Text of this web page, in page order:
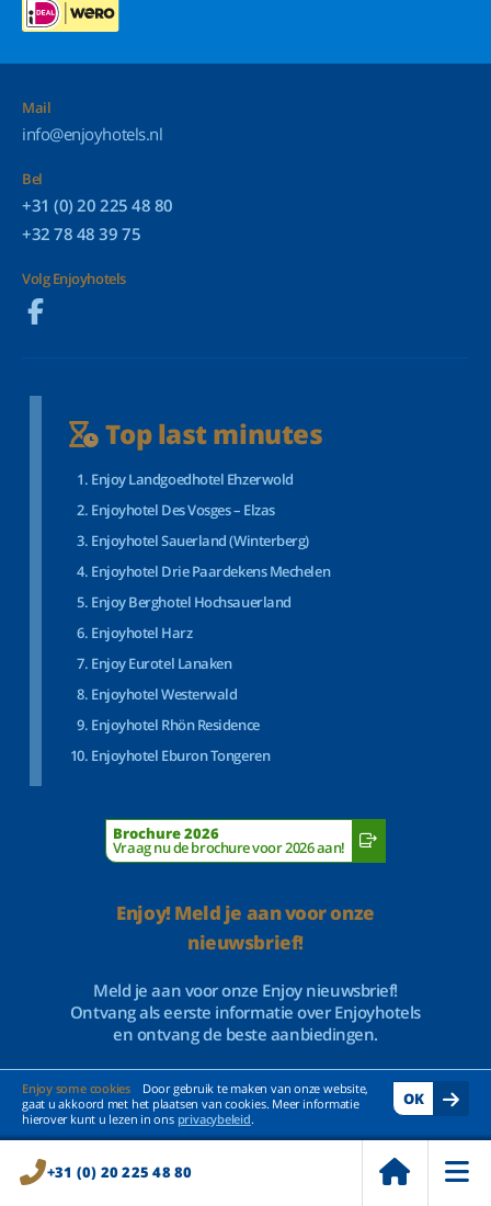
+31 (0) 20 225 48 80
Enjoy some cookies
Door gebruik te maken van onze website,
gaat u akkoord met het plaatsen van cookies. Meer informatie
hierover kunt u lezen in ons privacybeleid.
OK
Mail
info@enjoyhotels.nl
Bel
+31 (0) 20 225 48 80
+32 78 48 39 75
Volg Enjoyhotels
Top last minutes
Enjoy Landgoedhotel Ehzerwold
Enjoyhotel Des Vosges – Elzas
Enjoyhotel Sauerland (Winterberg)
Enjoyhotel Drie Paardekens Mechelen
Enjoy Berghotel Hochsauerland
Enjoyhotel Harz
Enjoy Eurotel Lanaken
Enjoyhotel Westerwald
Enjoyhotel Rhön Residence
Enjoyhotel Eburon Tongeren
Brochure 2026
Vraag nu de brochure voor 2026 aan!
Enjoy! Meld je aan voor onze
nieuwsbrief!
Meld je aan voor onze Enjoy nieuwsbrief!
Ontvang als eerste informatie over Enjoyhotels
en ontvang de beste aanbiedingen.